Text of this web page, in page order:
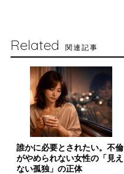
Related 関連記事
誰かに必要とされたい。不倫
がやめられない女性の「見え
ない孤独」の正体